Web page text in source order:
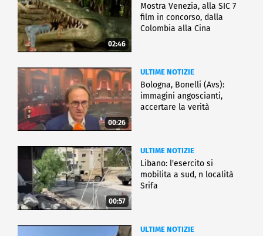
02:46
Mostra Venezia, alla SIC 7
film in concorso, dalla
Colombia alla Cina
00:26
ULTIME NOTIZIE
Bologna, Bonelli (Avs):
immagini angoscianti,
accertare la verità
00:57
ULTIME NOTIZIE
Libano: l'esercito si
mobilita a sud, n località
Srifa
ULTIME NOTIZIE